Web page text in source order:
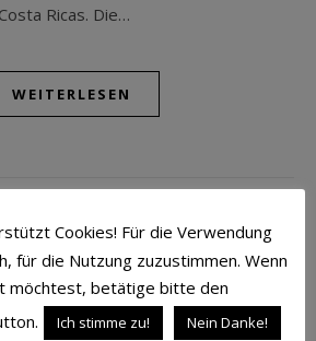
Ricas. Die…
WEITERLESEN
Cookies! Für die Verwendung
für die Nutzung zuzustimmen. Wenn
möchtest, betätige bitte den
Ich stimme zu! Nein Danke!